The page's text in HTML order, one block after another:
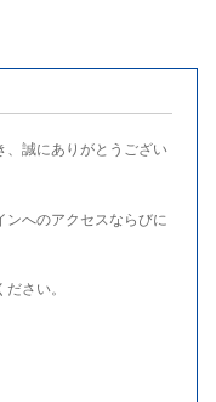
、誠にありがとうござい
ンへのアクセスならびに
さい。